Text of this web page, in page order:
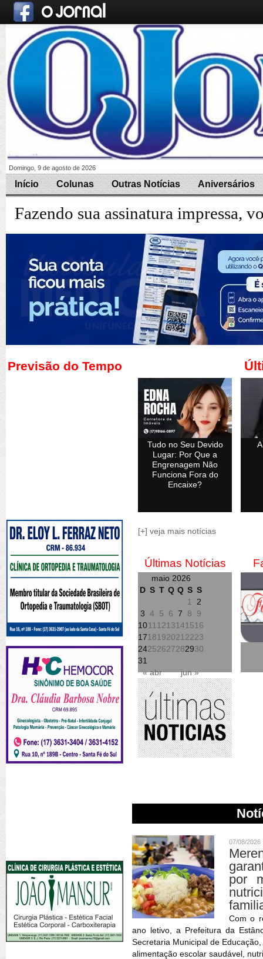
Domingo, 9 de agosto de 2026
Início Colunas Outras Notícias Aniversários
Fazendo sua assinatura impressa,
Previsão do Tempo
Tudo no Seu Devido
Lugar: Por Que a
Engrenagem Não
Funciona Fora do
Encaixe?
[+] veja mais notícias
Últimas Notícias
maio 2026
D S T Q Q S S
« abr jun »
1
2
3 4 5 6 7 8
9
1011 1213141516
1718192021 2223
24252627282930
31
07/08/2026
por
Com o
ano letivo, a Prefeitura da
Secretaria Municipal de
alimentação escolar saudável,